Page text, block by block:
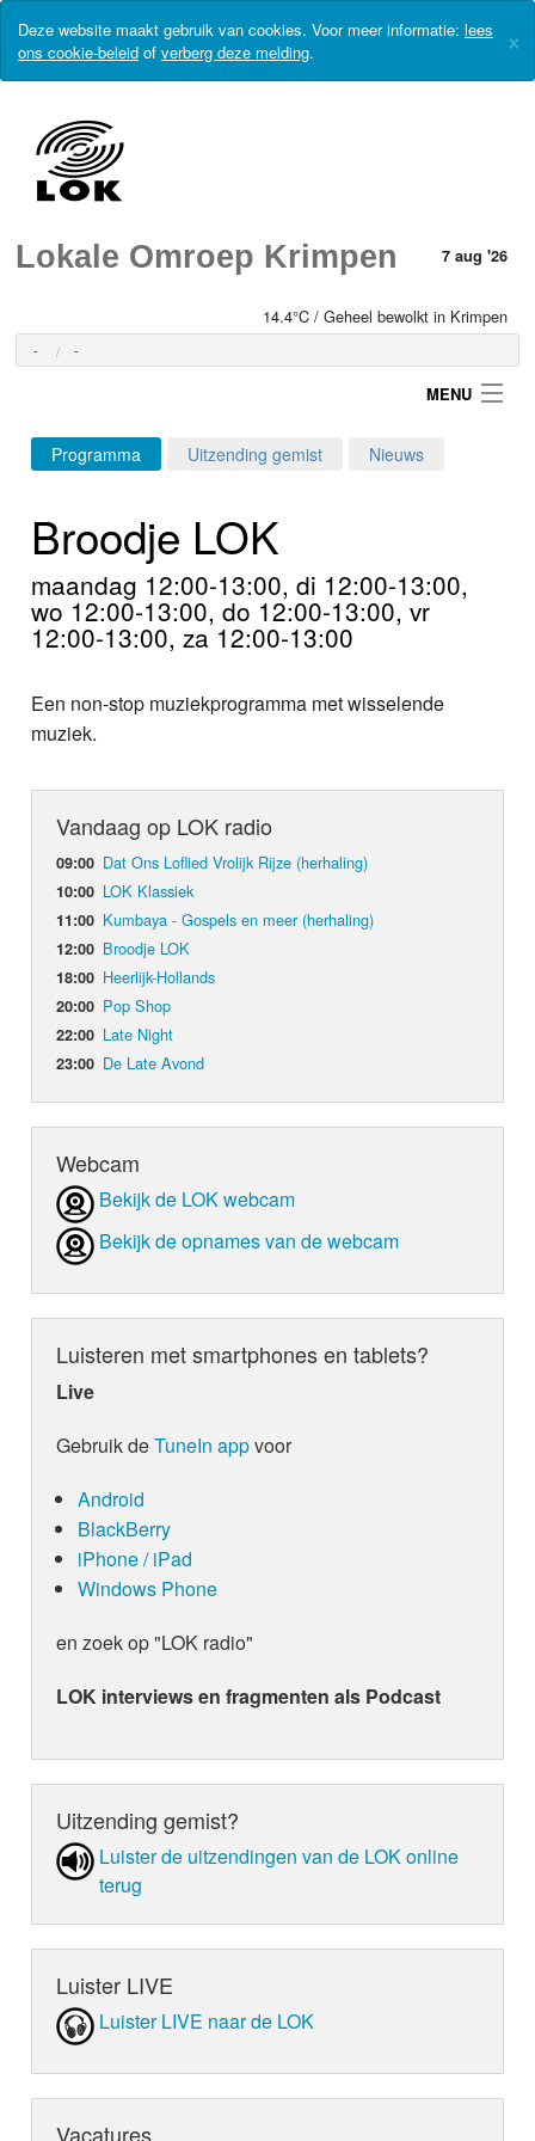
Deze website maakt gebruik van cookies. Voor meer informatie: lees
ons cookie-beleid of verberg deze melding. ×
Lokale Omroep Krimpen 7 aug '26
14.4°C / Geheel bewolkt in Krimpen
- -
MENU
Login
Home
Programma's
Nieuws
Foto's
Webcam
Info
Programma Uitzending gemist Nieuws
Broodje LOK
maandag 12:00-13:00, di 12:00-13:00,
wo 12:00-13:00, do 12:00-13:00, vr
12:00-13:00, za 12:00-13:00
Een non-stop muziekprogramma met wisselende
muziek.
Vandaag op LOK radio
09:00 Dat Ons Loflied Vrolijk Rijze (herhaling)
10:00 LOK Klassiek
11:00 Kumbaya - Gospels en meer (herhaling)
12:00 Broodje LOK
18:00 Heerlijk-Hollands
20:00 Pop Shop
22:00 Late Night
23:00 De Late Avond
Webcam
Bekijk de LOK webcam
Bekijk de opnames van de webcam
Luisteren met smartphones en tablets?
Live
Gebruik deTuneIn appvoor
Android
BlackBerry
iPhone / iPad
Windows Phone
en zoek op "LOK radio"
LOK interviews en fragmenten als Podcast
Uitzending gemist?
Luister de uit­zen­din­gen van de LOK online
terug
Luister LIVE
Luister LIVE naar de LOK
Vacatures